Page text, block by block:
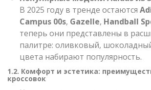
В 2025 году в тренде остаются
Campus 00s, Gazelle, Handball
теперь они представлены в
палитре: оливковый,
цвета набирают популярность.
1.2. Комфорт и эстетика:
кроссовок